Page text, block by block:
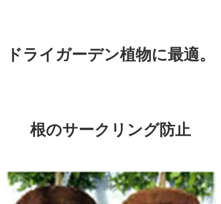
ドライガーデン植物に最適。
根のサークリング防止